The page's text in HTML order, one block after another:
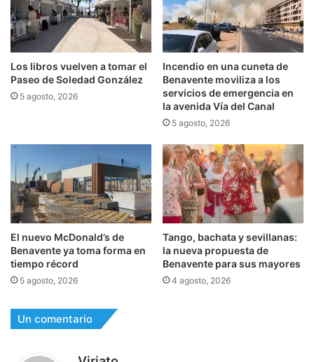
Los libros vuelven a tomar el
Paseo de Soledad González
5 agosto, 2026
Incendio en una cuneta de
Benavente moviliza a los
servicios de emergencia en
la avenida Vía del Canal
5 agosto, 2026
El nuevo McDonald’s de
Benavente ya toma forma en
tiempo récord
5 agosto, 2026
Tango, bachata y sevillanas:
la nueva propuesta de
Benavente para sus mayores
4 agosto, 2026
Un comentario